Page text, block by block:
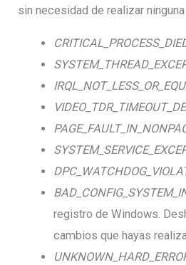
sin necesidad de realizar ninguna
registro de Windows.
cambios que hayas